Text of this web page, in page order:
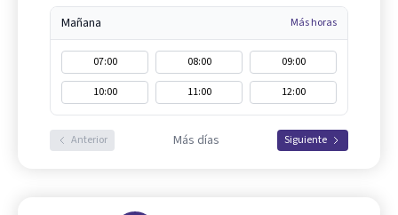
Mañana Más horas
07:00 08:00
09:00
10:00
11:00 12:00
Anterior Más días Siguiente